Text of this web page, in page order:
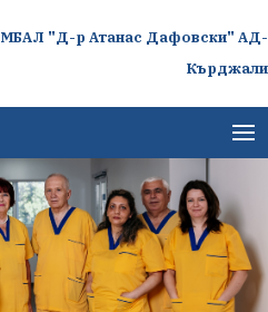
МБАЛ "Д-р Атанас Дафовски" АД-
Кърджали